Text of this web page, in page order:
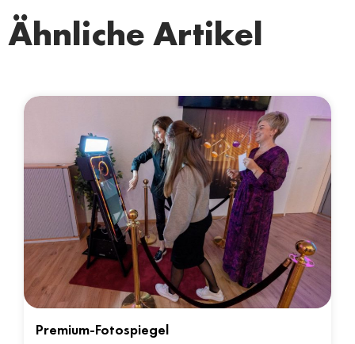
Ähnliche Artikel
Premium-Fotospiegel